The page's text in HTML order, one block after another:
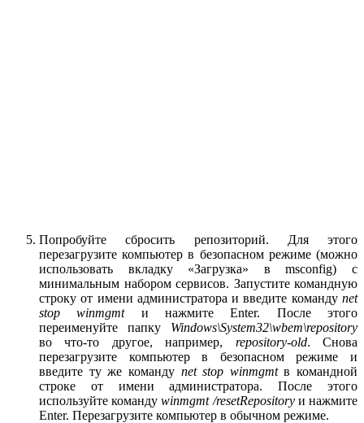
Попробуйте сбросить репозиторий. Для этого
перезагрузите компьютер в безопасном режиме (можно
использовать вкладку «Загрузка» в msconfig) с
минимальным набором сервисов. Запустите командную
строку от имени администратора и введите команду net
stopwinmgmtи нажмите Enter. После этого
переименуйте папку Windows\System32\wbem\repository
во что-то другое, например, repository-old. Снова
перезагрузите компьютер в безопасном режиме и
введите ту же команду netstop winmgmtв командной
строке от имени администратора. После этого
используйте командуwinmgmt /resetRepository и нажмите
Enter. Перезагрузите компьютер в обычном режиме.